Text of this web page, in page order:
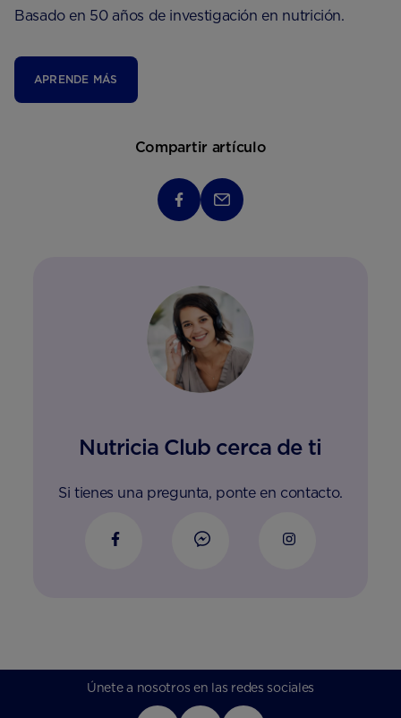
Basado en 50 años de investigación en nutrición.
APRENDE MÁS
Compartir artículo
Nutricia Club cerca de ti
Si tienes una pregunta, ponte en contacto.
Únete a nosotros en las redes sociales